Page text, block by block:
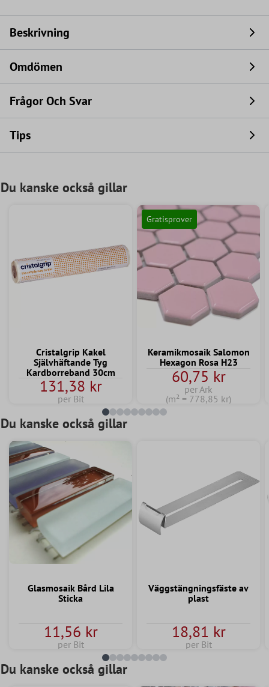
Beskrivning
Omdömen
Frågor Och Svar
Tips
Du kanske också gillar
Cristalgrip Kakel
Självhäftande Tyg
Kardborreband 30cm
131,38 kr
per Bit
Gratisprover
Keramikmosaik Salomon
Hexagon Rosa H23
60,75 kr
per Ark
(m² = 778,85 kr)
Du kanske också gillar
Glasmosaik Bård Lila
Sticka
11,56 kr
per Bit
Väggstängningsfäste av
plast
18,81 kr
per Bit
Du kanske också gillar